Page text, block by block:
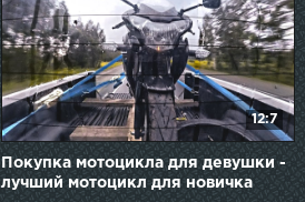
12:7
Покупка мотоцикла для девушки -
лучший мотоцикл для новичка